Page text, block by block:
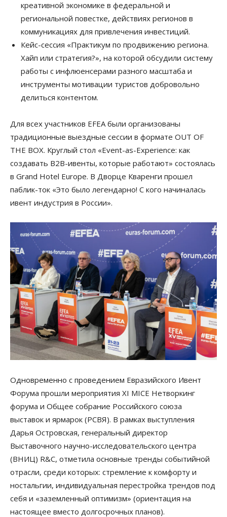
креативной экономике в федеральной и
региональной повестке, действиях регионов в
коммуникациях для привлечения инвестиций.
Кейс-сессия «Практикум по продвижению региона.
Хайп или стратегия?», на которой обсудили систему
работы с инфлюенсерами разного масштаба и
инструменты мотивации туристов добровольно
делиться контентом.
Для всех участников EFEA были организованы
традиционные выездные сессии в формате OUT OF
THE BOX. Круглый стол «Event-as-Experience: как
создавать B2B-ивенты, которые работают» состоялась
в Grand Hotel Europe. В Дворце Кваренги прошел
паблик-ток «Это было легендарно! С кого начиналась
ивент индустрия в России».
Одновременно с проведением Евразийского Ивент
Форума прошли мероприятия XI MICE Нетворкинг
форума и Общее собрание Российского союза
выставок и ярмарок (РСВЯ). В рамках выступления
Дарья Островская, генеральный директор
Выставочного научно-исследовательского центра
(ВНИЦ) R&C, отметила основные тренды событийной
отрасли, среди которых: стремление к комфорту и
ностальгии, индивидуальная перестройка трендов под
себя и «заземленный оптимизм» (ориентация на
настоящее вместо долгосрочных планов).